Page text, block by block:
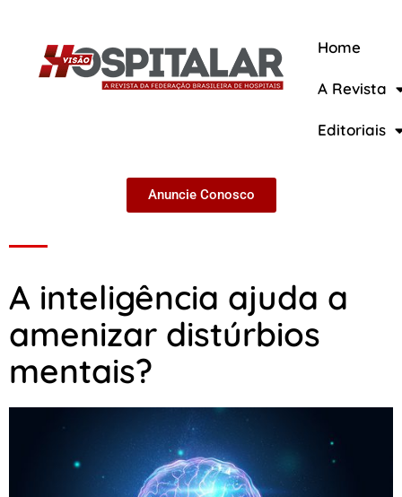
Home
A Revista
Editoriais
Anuncie Conosco
A inteligência ajuda a
amenizar distúrbios
mentais?